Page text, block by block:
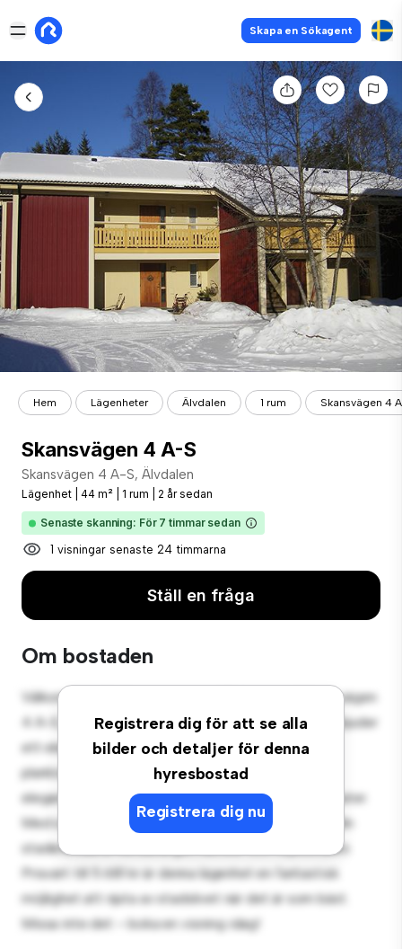
Skapa en Sökagent
Hem Lägenheter Älvdalen 1 rum Skansvägen 4
Skansvägen 4 A-S
Skansvägen 4 A-S, Älvdalen
Lägenhet 44 m² 1 rum 2 år sedan
Senaste skanning: För 7 timmar sedan
1 visningar senaste 24 timmarna
Ställ en fråga
Om bostaden
Registrera dig för att se alla
bilder och detaljer för denna
hyresbostad
Registrera dig nu
Välkommen till ditt nya urbana tillflyktsort på Skansvägen
4 A-S, Älvdalen! Denna moderna 1-rumslägenhet erbjuder
ett elegant och mysigt vardagsrum. Den öppna
planlösningen är perfekt för underhållning, och det
eleganta köket är utrustat med förstklassiga apparater.
Med sitt utmärkta läge ligger du bara några steg från
stadens bästa restauranger, butiker och nöjesställen.
Prisvärt till 5 681 kr är denna lägenhet en fantastisk
möjlighet att njuta av stadslivet när det är som bäst.
Missa inte det – boka en visning idag!